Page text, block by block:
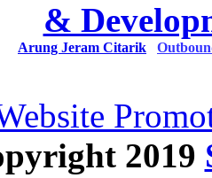
&
Arung Jeram Citarik
2019